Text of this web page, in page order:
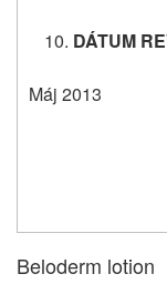
DÁTUM
Máj 2013
Beloderm lotion